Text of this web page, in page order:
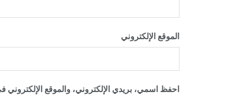
الموقع الإلكتروني
احفظ اسمي، بريدي الإلكتروني، والموقع الإلكتروني